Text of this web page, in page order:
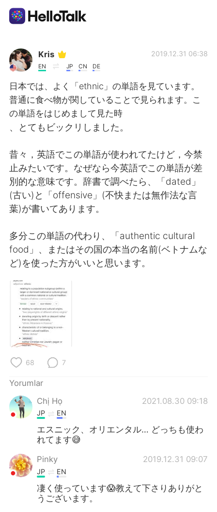
Dil Değişimi Uygulaması
AI Grammar Checker
Türkçe
繁體中文 Español
العربية Français
한국어 Русский
ไทย Indonesia
Italiano
Português
Kris
EN JP CN DE
2019.12.31 06:38
日本では、よく「ethnic」の単語を見ています。
普通に食べ物が関していることで見られます。こ
の単語をはじめまして見た時
、とてもビックリしました。
昔々，英語でこの単語が使われてたけど，今禁
止みたいです。なぜなら今英語でこの単語が差
別的な意味です。辞書で調べたら、「dated」
(古い)と「offensive」(不快または無作法な言
葉)が書いてあります。
多分この単語の代わり、「authentic cultural
food」、またはその国の本当の名前(ベトナムな
ど)を使った方がいいと思います。
68 7
Yorumlar
Chị Họ
2021.08.30 09:18
JP EN
エスニック、オリエンタル… どっちも使わ
れてます😅
Pinky 2019.12.31 09:07
JP EN
凄く使っています😱教えて下さりありがと
うございます。